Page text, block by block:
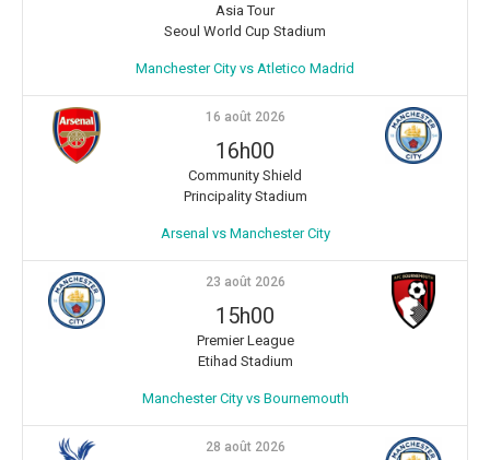
Asia Tour
Seoul World Cup Stadium
Manchester City vs Atletico Madrid
16 août 2026
16h00
Community Shield
Principality Stadium
Arsenal vs Manchester City
23 août 2026
15h00
Premier League
Etihad Stadium
Manchester City vs Bournemouth
28 août 2026